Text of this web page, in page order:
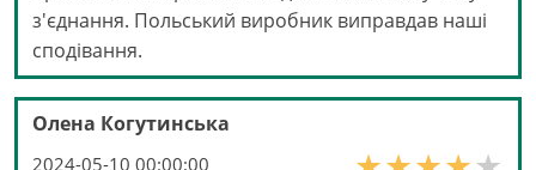
з'єднання. Польський виробник виправдав наші
сподівання.
Олена Когутинська
2024-05-10 00:00:00